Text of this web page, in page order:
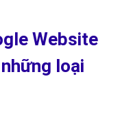
Website
loại